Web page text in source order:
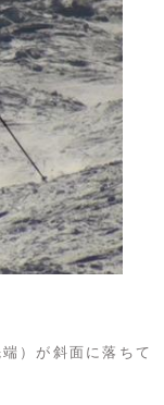
）が斜面に落ちて